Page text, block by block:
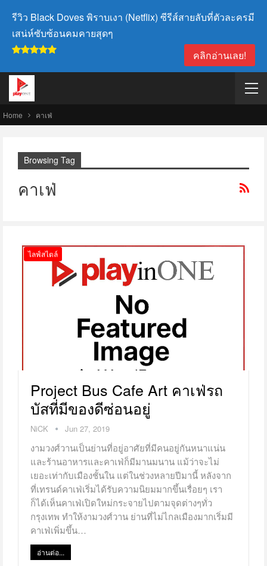
รีวิว Black Doves พิราบเงา (Netflix) ซีรีส์สายลับที่ตัวละครมี
เสน่ห์ซับซ้อนคมคายสุดๆ
คลิกอ่านเลย!
Home คาเฟ่
Browsing Tag
คาเฟ่
ไลฟ์สไตล์
Project Bus Cafe Art คาเฟ่รถ
บัสที่มีของดีซ่อนอยู่
NiCK Jun 27, 2019
งามวงศ์วานเป็นย่านที่อยู่อาศัยที่มีคนอยู่กันหนาแน่น
และร้านอาหารและคาเฟ่ก็มีมานมนาน แม้ว่าจะไม่
เยอะเท่ากับเมืองชั้นใน แต่ในช่วงหลายปีมานี้ หลังจาก
ที่เทรนด์คาเฟ่เริ่มได้รับความนิยมมากขึ้นเรื่อยๆ เรา
ก็ได้เห็นคาเฟ่เปิดใหม่กระจายไปตามจุดต่างๆทั่ว
กรุงเทพ ทำให้งามวงศ์วาน ย่านที่ไม่ไกลเมืองมากเริ่มมี
คาเฟ่เพิ่มขึ้น…
อ่านต่อ...